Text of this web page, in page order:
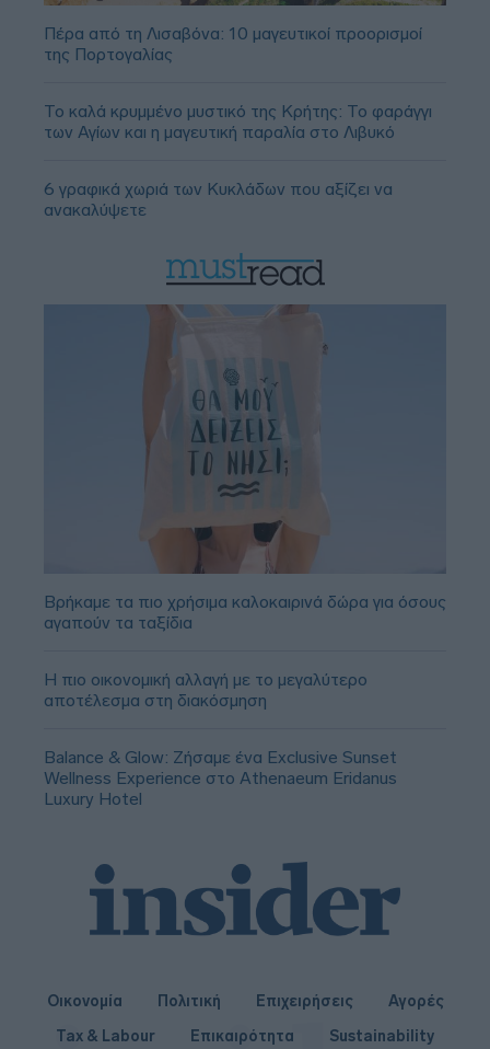
Πέρα από τη Λισαβόνα: 10 μαγευτικοί προορισμοί
της Πορτογαλίας
Το καλά κρυμμένο μυστικό της Κρήτης: Το φαράγγι
των Αγίων και η μαγευτική παραλία στο Λιβυκό
6 γραφικά χωριά των Κυκλάδων που αξίζει να
ανακαλύψετε
Βρήκαμε τα πιο χρήσιμα καλοκαιρινά δώρα για όσους
αγαπούν τα ταξίδια
Η πιο οικονομική αλλαγή με το μεγαλύτερο
αποτέλεσμα στη διακόσμηση
Balance & Glow: Ζήσαμε ένα Exclusive Sunset
Wellness Experience στο Athenaeum Eridanus
Luxury Hotel
Οικονομία Πολιτική Επιχειρήσεις
Αγορές
Tax & Labour
Επικαιρότητα Sustainability